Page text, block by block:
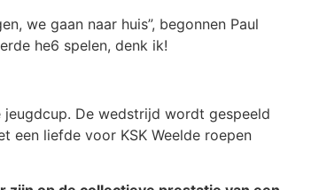
we gaan naar huis”, begonnen Paul
he6 spelen, denk ik!
jeugdcup. De wedstrijd wordt gespeeld
een liefde voor KSK Weelde roepen